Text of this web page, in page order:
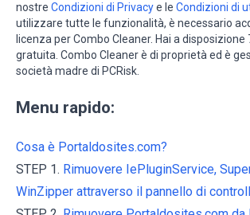
nostre Condizioni di Privacye le Condizioni di
utilizzare tutte le funzionalità, è necessario
licenza per Combo Cleaner. Hai a disposizione
gratuita. Combo Cleaner è di proprietà ed è
società madre di PCRisk.
Menu rapido:
Cosa è Portaldosites.com?
STEP 1. Rimuovere IePluginService,
WinZipper attraverso il pannello di